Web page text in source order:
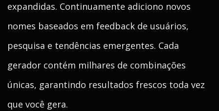
expandidas. Continuamente adiciono novos
nomes baseados em feedback de usuários,
pesquisa e tendências emergentes. Cada
gerador contém milhares de combinações
únicas, garantindo resultados frescos toda vez
que você gera.